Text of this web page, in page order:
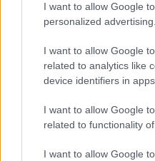
I want to allow Google
personalized advertising.
I want to allow Google
related to analytics like
device identifiers in apps.
I want to allow Google
related to functionality
I want to allow Google
A régi szokásokat már
de a temetőbe szinte